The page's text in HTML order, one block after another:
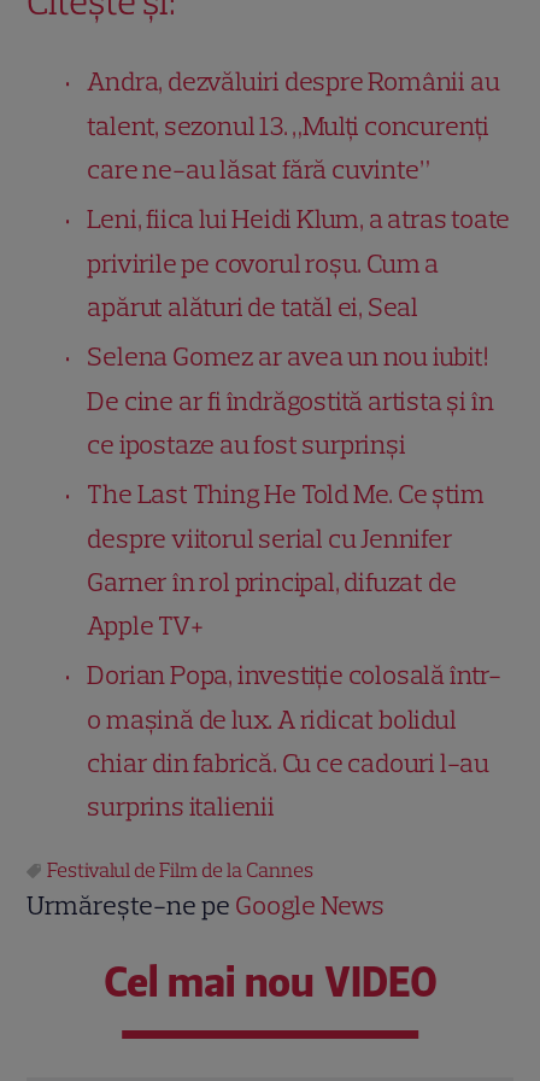
Andra, dezvăluiri despre Românii au
talent, sezonul 13. „Mulți concurenți
care ne-au lăsat fără cuvinte”
Leni, fiica lui Heidi Klum, a atras toate
privirile pe covorul roșu. Cum a
apărut alături de tatăl ei, Seal
Selena Gomez ar avea un nou iubit!
De cine ar fi îndrăgostită artista și în
ce ipostaze au fost surprinși
The Last Thing He Told Me. Ce știm
despre viitorul serial cu Jennifer
Garner în rol principal, difuzat de
Apple TV+
Dorian Popa, investiție colosală într-
o mașină de lux. A ridicat bolidul
chiar din fabrică. Cu ce cadouri l-au
surprins italienii
Festivalul de Film de la Cannes
Urmărește-ne pe Google News
Cel mai nou VIDEO